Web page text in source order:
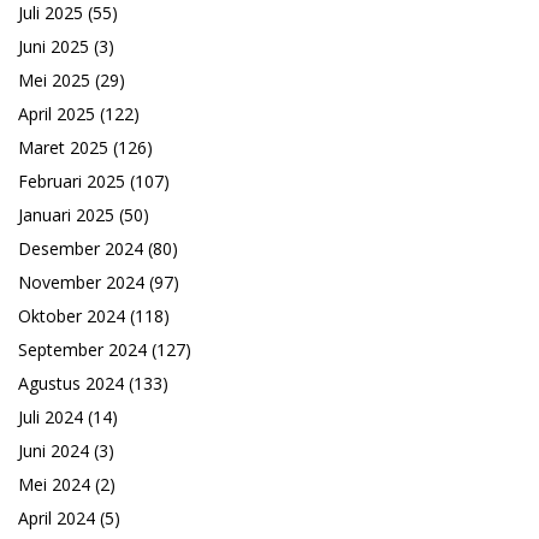
Juli 2025 (55)
Juni 2025 (3)
Mei 2025 (29)
April 2025 (122)
Maret 2025 (126)
Februari 2025 (107)
Januari 2025 (50)
Desember 2024 (80)
November 2024 (97)
Oktober 2024 (118)
September 2024 (127)
Agustus 2024 (133)
Juli 2024 (14)
Juni 2024 (3)
Mei 2024 (2)
April 2024 (5)